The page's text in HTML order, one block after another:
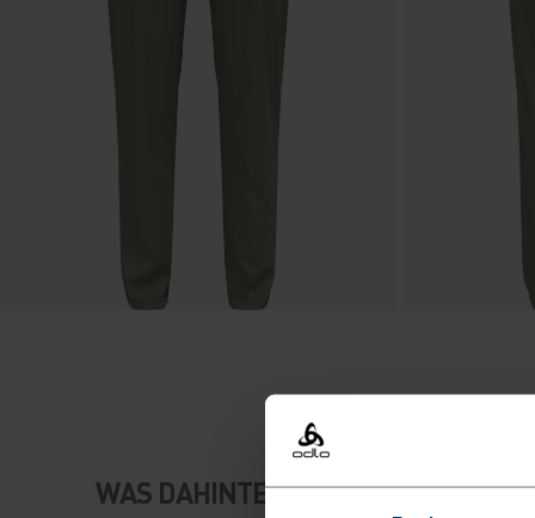
WAS DAHINTERSTECKT